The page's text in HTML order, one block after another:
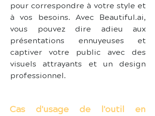
pour correspondre à votre style et
à vos besoins. Avec Beautiful.ai,
vous pouvez dire adieu aux
présentations ennuyeuses et
captiver votre public avec des
visuels attrayants et un design
professionnel.
Cas d'usage de l'outil en